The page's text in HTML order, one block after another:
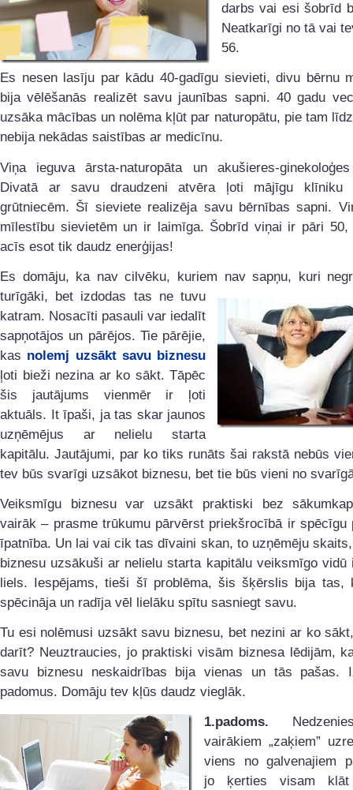
darbs vai esi šobrīd
Neatkarīgi no tā vai
56.
Es nesen lasīju par kādu 40-gadīgu sievieti, divu bērnu
bija vēlēšanās realizēt savu jaunības sapni. 40 gadu
uzsāka mācības un nolēma kļūt par naturopātu, pie tam
nebija nekādas saistības ar medicīnu.
Viņa ieguva ārsta-naturopāta un akušieres-
Divatā ar savu draudzeni atvēra ļoti mājīgu klīniku
grūtniecēm. Šī sieviete realizēja savu bērnības sapni.
mīlestību sievietēm un ir laimīga. Šobrīd viņai ir pāri 50,
acīs esot tik daudz enerģijas!
Es domāju, ka nav cilvēku, kuriem nav sapņu, kuri
turīgāki, bet izdodas tas ne tuvu
katram. Nosacīti pasauli var iedalīt
sapņotājos un pārējos. Tie pārējie,
kas nolemj uzsākt savu biznesu
ļoti bieži nezina ar ko sākt. Tāpēc
šis jautājums vienmēr ir ļoti
aktuāls. It īpaši, ja tas skar jaunos
uzņēmējus ar nelielu starta
kapitālu. Jautājumi, par ko tiks runāts šai rakstā nebūs
tev būs svarīgi uzsākot biznesu, bet tie būs vieni no
Veiksmīgu biznesu var uzsākt praktiski bez
vairāk – prasme trūkumu pārvērst priekšrocībā ir spēcīgu
īpatnība. Un lai vai cik tas dīvaini skan, to uzņēmēju
biznesu uzsākuši ar nelielu starta kapitālu veiksmīgo vidū
liels. Iespējams, tieši šī problēma, šis šķērslis bija tas,
spēcināja un radīja vēl lielāku spītu sasniegt savu.
Tu esi nolēmusi uzsākt savu biznesu, bet nezini ar ko
darīt? Neuztraucies, jo praktiski visām biznesa lēdijām,
savu biznesu neskaidrības bija vienas un tās pašas.
padomus. Domāju tev kļūs daudz vieglāk.
1.padoms.
vairākiem „zaķiem”
viens no galvenajiem
jo ķerties visam